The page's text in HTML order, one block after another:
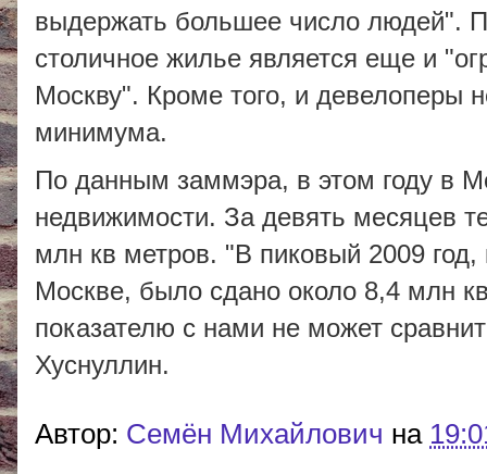
выдержать большее число людей".
столичное жилье является еще и
Москву". Кроме того, и девелоперы
минимума.
По данным заммэра, в этом году в
недвижимости. За девять месяцев
млн кв метров. "В пиковый 2009 год,
Москве, было сдано около 8,4 млн
показателю с нами не может
Хуснуллин.
Автор: Cемён Михайлович на